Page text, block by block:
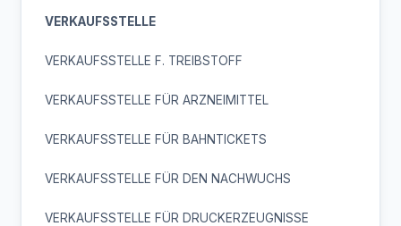
VERKAUFSSTELLE
VERKAUFSSTELLE F. TREIBSTOFF
VERKAUFSSTELLE FÜR ARZNEIMITTEL
VERKAUFSSTELLE FÜR BAHNTICKETS
VERKAUFSSTELLE FÜR DEN NACHWUCHS
VERKAUFSSTELLE FÜR DRUCKERZEUGNISSE